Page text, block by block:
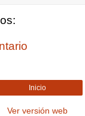
Inicio
Ver versión web